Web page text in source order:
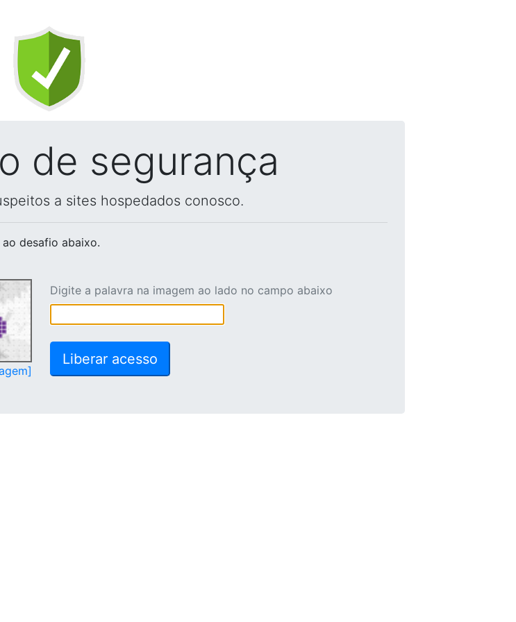
de segurança
a sites hospedados conosco.
desafio abaixo.
Digite a palavra na imagem ao lado no campo abaixo